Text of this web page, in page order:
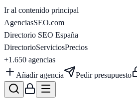
Ir al contenido principal
AgenciasSEO.com
Directorio SEO España
DirectorioServiciosPrecios
+1.650 agencias
Añadir agencia
Pedir presupuesto